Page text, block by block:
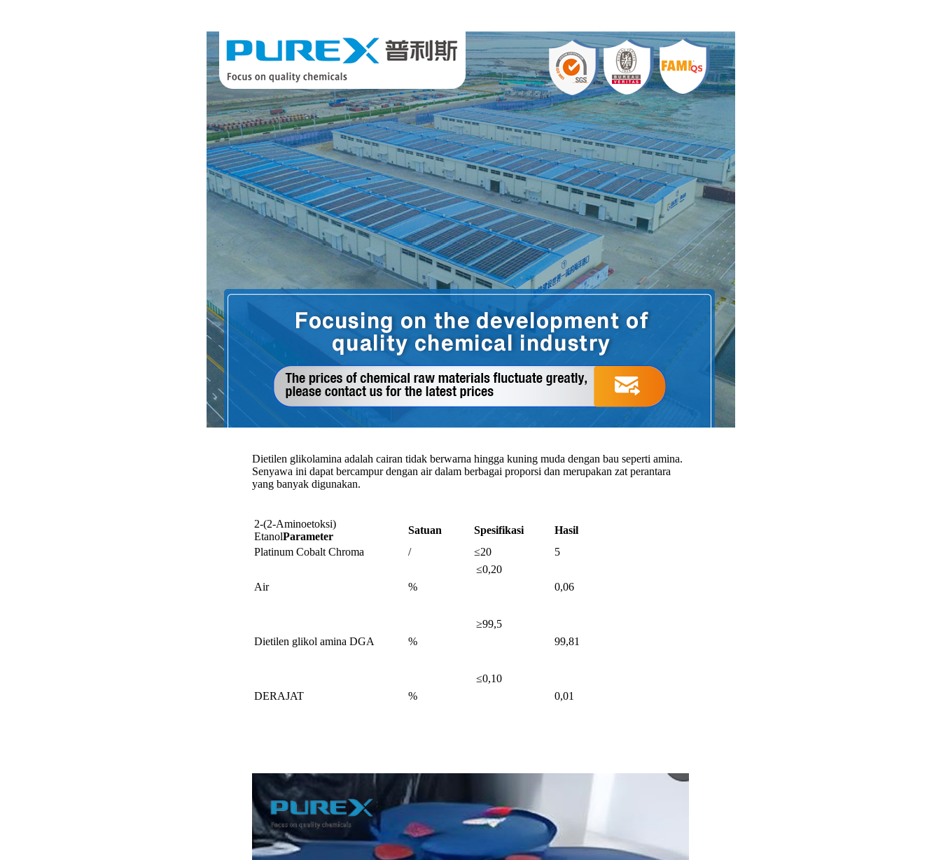
Dietilen glikolamina adalah cairan tidak berwarna hingga kuning muda dengan bau seperti amina.
Senyawa ini dapat bercampur dengan air dalam berbagai proporsi dan merupakan zat perantara
yang banyak digunakan.
2-(2-Aminoetoksi)
EtanolParameter
Satuan Spesifikasi
Hasil
Platinum Cobalt Chroma
/ ≤20 5
Air %
≤0,20
0,06
Dietilen glikol amina DGA %
≥99,5
99,81
DERAJAT %
≤0,10
0,01